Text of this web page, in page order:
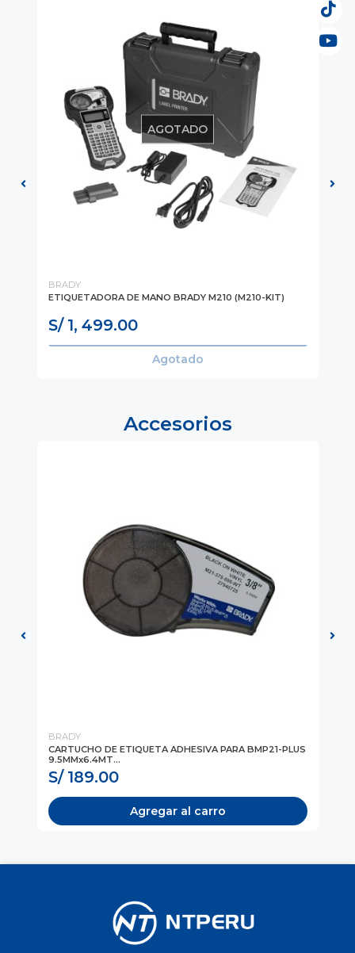
AGOTADO
BRADY
ETIQUETADORA DE MANO BRADY M210 (M210-KIT)
S/ 1, 499.00
Agotado
Accesorios
BRADY
CARTUCHO DE ETIQUETA ADHESIVA PARA BMP21-PLUS
9.5MMx6.4MT...
S/ 189.00
Agregar al carro